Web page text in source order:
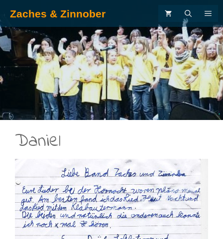
Inhalt
springen
Zaches & Zinnober
.
Daniel